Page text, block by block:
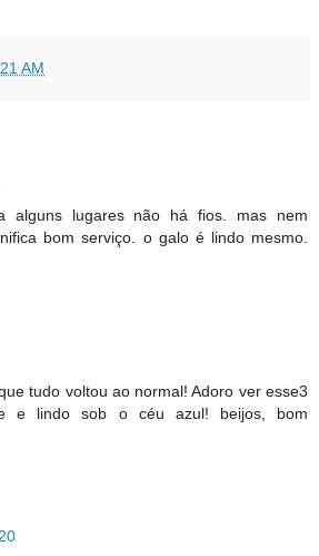
AM
alguns lugares não há fios. mas nem
bom serviço. o galo é lindo mesmo.
tudo voltou ao normal! Adoro ver esse3
e lindo sob o céu azul! beijos, bom